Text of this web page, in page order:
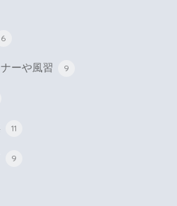
6
ーや風習 9
11
9